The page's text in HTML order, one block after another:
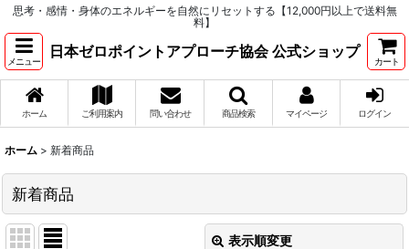
思考・感情・身体のエネルギーを自然にリセットする【12,000円以上で送料無
料】
メニュー
日本ゼロポイントアプローチ協会 公式ショップ
カート
ホーム ご利用案内 問い合わせ 商品検索 マイページ ログイン
ホーム > 新着商品
新着商品
表示順変更